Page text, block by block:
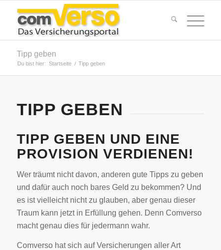
Tipp geben
Du bist hier: Startseite / Tipp geben
TIPP GEBEN
TIPP GEBEN UND EINE
PROVISION VERDIENEN!
Wer träumt nicht davon, anderen gute Tipps zu geben
und dafür auch noch bares Geld zu bekommen? Und
es ist vielleicht nicht zu glauben, aber genau dieser
Traum kann jetzt in Erfüllung gehen. Denn Comverso
macht genau dies für jedermann wahr.
Comverso hat sich auf Versicherungen aller Art